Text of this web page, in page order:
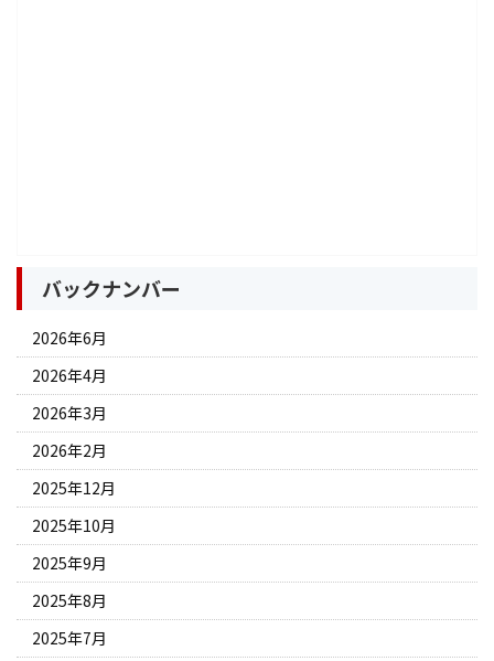
バックナンバー
2026年6月
2026年4月
2026年3月
2026年2月
2025年12月
2025年10月
2025年9月
2025年8月
2025年7月